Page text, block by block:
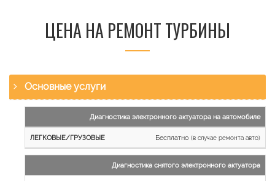
ЦЕНА НА РЕМОНТ ТУРБИНЫ
Основные услуги
работы
Легковые
и
Диагностика электронного актуатора на автомобиле
Бесплатно (в случае ремонта авто)
Диагностика снятого электронного актуатора